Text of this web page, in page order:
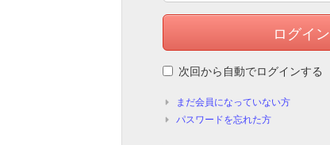
ログイン
次回から自動でログインする
まだ会員になっていない方
パスワードを忘れた方